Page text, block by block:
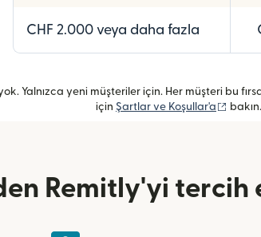
CHF 2.000 veya daha fazla
Yalnızca yeni müşteriler için. Her müşteri bu
için Şartlar ve Koşullar'a (yeni
bakın.
Remitly'yi tercih